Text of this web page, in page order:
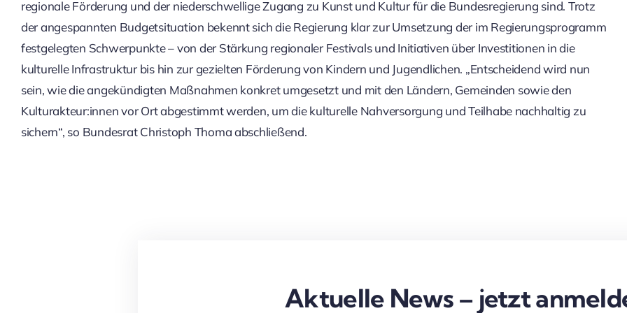
regionale Förderung und der niederschwellige Zugang zu Kunst und Kultur für die Bundesregierung sind. Trotz
der angespannten Budgetsituation bekennt sich die Regierung klar zur Umsetzung der im Regierungsprogramm
festgelegten Schwerpunkte – von der Stärkung regionaler Festivals und Initiativen über Investitionen in die
kulturelle Infrastruktur bis hin zur gezielten Förderung von Kindern und Jugendlichen. „Entscheidend wird nun
sein, wie die angekündigten Maßnahmen konkret umgesetzt und mit den Ländern, Gemeinden sowie den
Kulturakteur:innen vor Ort abgestimmt werden, um die kulturelle Nahversorgung und Teilhabe nachhaltig zu
sichern“, so Bundesrat Christoph Thoma abschließend.
Aktuelle News – jetzt